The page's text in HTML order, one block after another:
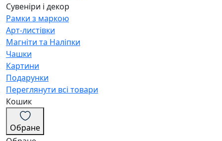
Сувеніри і декор
Рамки з маркою
Арт-листівки
Магніти та Наліпки
Чашки
Картини
Подарунки
Переглянути всі товари
Кошик
Обране